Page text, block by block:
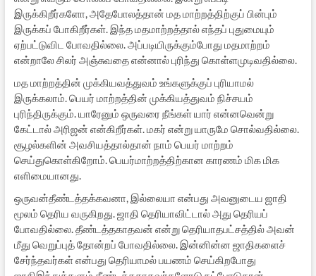
இருக்கிறீர்களோ, அதேபோலத்தான் மத மாற்றத்திற்குப் பின்பும்
இருக்கப் போகிறீர்கள். இந்த மதமாற்றத்தால் எந்தப் புதுமையும்
ஏற்பட்டுவிட போவதில்லை. அப்படியிருக்கும்போது மதமாற்றம்
என்றாலே சிலர் அஞ்சுவதை என்னால் புரிந்து கொள்ளமுடிவதில்லை.
மத மாற்றத்தின் முக்கியவத்துவம் உங்களுக்குப் புரியாமல்
இருக்கலாம். பெயர் மாற்றத்தின் முக்கியத்துவம் நிச்சயம்
புரிந்திருக்கும். யாரேனும் ஒருவரை நீங்கள் யார் என்னவென்று
கேட்டால் அரிஜன் என்கிறீர்கள். மகர் என்று யாருமே சொல்வதில்லை.
சூழல்களின் அவசியத்தால்தான் நாம் பெயர் மாற்றம்
செய்துகொள்கிறோம். பெயர்மாற்றத்திற்கான காரணம் மிக மிக
எளிமையானது.
ஒருவன்தீண்டத்தக்கவனா, இல்லையா என்பது அவனுடைய ஜாதி
மூலம் தெரிய வருகிறது. ஜாதி தெரியாவிட்டால் அது தெரியப்
போவதில்லை. தீண்டத்தகாதவன் என்று தெரியாதபட்சத்தில் அவன்
மீது வெறுப்புத் தோன்றப் போவதில்லை. இன்னின்ன ஜாதிகளைச்
சேர்ந்தவர்கள் என்பது தெரியாமல் பயணம் செய்கிறபோது